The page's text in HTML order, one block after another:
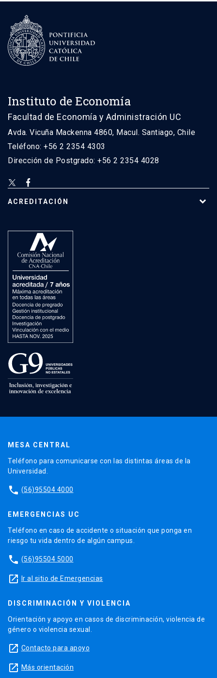
Instituto de Economía
Facultad de Economía y Administración UC
Avda. Vicuña Mackenna 4860, Macul. Santiago, Chile
Teléfono: +56 2 2354 4303
Dirección de Postgrado: +56 2 2354 4028
ACREDITACIÓN
MESA CENTRAL
Teléfono para comunicarse con las distintas áreas de la
Universidad.
phone (56)95504 4000
EMERGENCIAS UC
Teléfono en caso de accidente o situación que ponga en
riesgo tu vida dentro de algún campus.
phone (56)95504 5000
launch Ir al sitio de Emergencias
DISCRIMINACIÓN Y VIOLENCIA
Orientación y apoyo en casos de discriminación, violencia de
género o violencia sexual.
launch Contacto para apoyo
launch Más orientación